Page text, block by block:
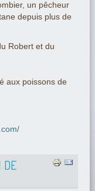
un pêcheur
depuis plus de
Robert et du
aux poissons de
DE